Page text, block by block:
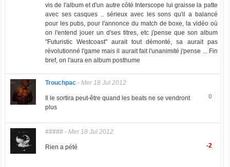
vis de l'album et d'un autre côté Interscope lui graisse la patte
avec ses casques .. sérieux avec les sons qu'il a balancé
pour les pubs, pour l'annonce du match de boxe, la vidéo où
on l'entend jouer un d'ses titres, etc j'pense que son album
"Futuristic Westcoast" aurait tout démonté, sa aurait pas
révolutionné l'game mais il aurait fait l'unanimité j'pense ... Fin
bref, on l'aura en album posthume
Trouchpac- Mer 18 Jul 2012
0
Il le sortira peut-être quand les beats ne se vendront
plus
#####- Mer 18 Jul 2012
-2
Rien a pété